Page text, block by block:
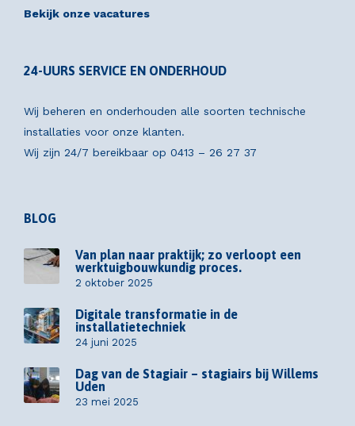
Bekijk onze vacatures
24-UURS SERVICE EN ONDERHOUD
Wij beheren en onderhouden alle soorten technische
installaties voor onze klanten.
Wij zijn 24/7 bereikbaar op 0413 – 26 27 37
BLOG
Van plan naar praktijk; zo verloopt een
werktuigbouwkundig proces.
2 oktober 2025
Digitale transformatie in de
installatietechniek
24 juni 2025
Dag van de Stagiair – stagiairs bij Willems
Uden
23 mei 2025